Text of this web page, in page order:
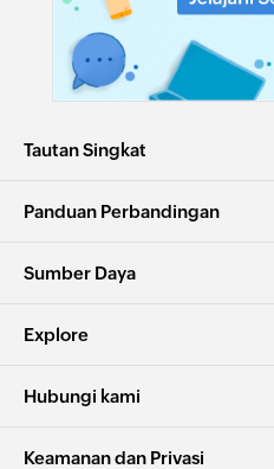
Tautan Singkat
Panduan Perbandingan
Sumber Daya
Explore
Hubungi kami
Keamanan dan Privasi